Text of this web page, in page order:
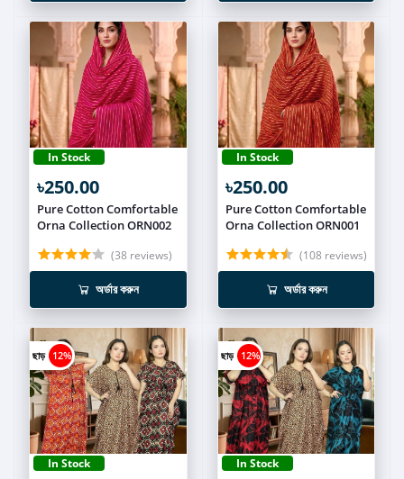
In Stock
৳250.00
Pure Cotton Comfortable
Orna Collection ORN002
(38 reviews)
অর্ডার করুন
In Stock
৳250.00
Pure Cotton Comfortable
Orna Collection ORN001
(108 reviews)
অর্ডার করুন
ছাড় 12%
In Stock
ছাড় 12%
In Stock